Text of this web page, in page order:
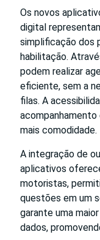
Os novos
digital
simplificação dos
habilitação.
podem realizar
eficiente, sem a
filas. A
mais comodidade.
A integração de
aplicativos
motoristas,
questões em um
garante uma
dados,